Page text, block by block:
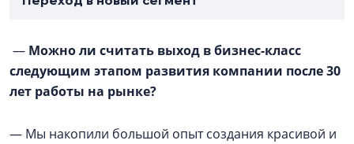
— Можно ли считать выход в бизнес-класс
следующим этапом развития компании после 30
лет работы на рынке?
— Мы накопили большой опыт создания красивой и